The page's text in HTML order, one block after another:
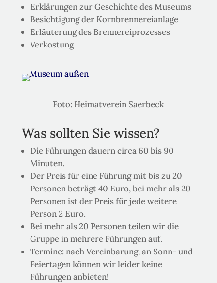
Erklärungen zur Geschichte des Museums
Besichtigung der Kornbrennereianlage
Erläuterung des Brennereiprozesses
Verkostung
Foto: Heimatverein Saerbeck
Was sollten Sie wissen?
Die Führungen dauern circa 60 bis 90
Minuten.
Der Preis für eine Führung mit bis zu 20
Personen beträgt 40 Euro, bei mehr als 20
Personen ist der Preis für jede weitere
Person 2 Euro.
Bei mehr als 20 Personen teilen wir die
Gruppe in mehrere Führungen auf.
Termine: nach Vereinbarung, an Sonn- und
Feiertagen können wir leider keine
Führungen anbieten!